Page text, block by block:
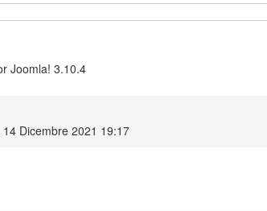
Joomla! 3.10.4
Dicembre 2021 19:17